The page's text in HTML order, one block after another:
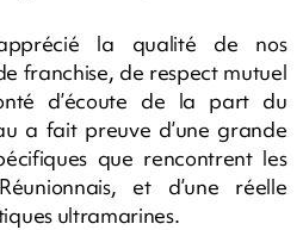
la qualité de nos
franchise, de respect mutuel
d’écoute de la part du
a fait preuve d’une grande
que rencontrent les
et d’une réelle
ultramarines.